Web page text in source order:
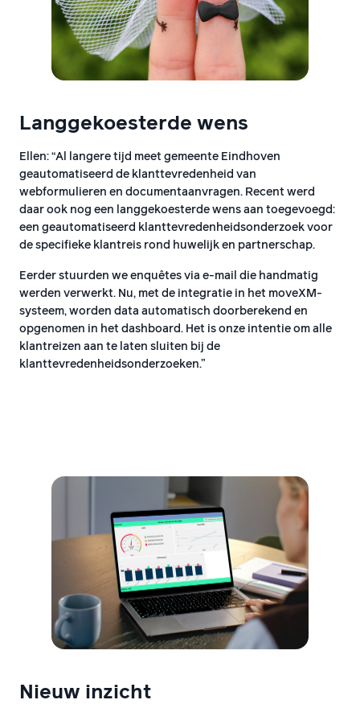
Langgekoesterde wens
Ellen: “Al langere tijd meet gemeente Eindhoven
geautomatiseerd de klanttevredenheid van
webformulieren en documentaanvragen. Recent werd
daar ook nog een langgekoesterde wens aan toegevoegd:
een geautomatiseerd klanttevredenheidsonderzoek voor
de specifieke klantreis rond huwelijk en partnerschap.
Eerder stuurden we enquêtes via e-mail die handmatig
werden verwerkt. Nu, met de integratie in het moveXM-
systeem, worden data automatisch doorberekend en
opgenomen in het dashboard. Het is onze intentie om alle
klantreizen aan te laten sluiten bij de
klanttevredenheidsonderzoeken.”
Nieuw inzicht